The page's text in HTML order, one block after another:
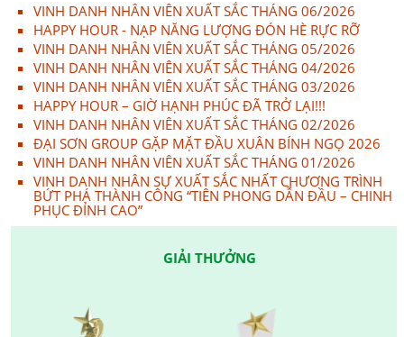
VINH DANH NHÂN VIÊN XUẤT SẮC THÁNG 06/2026
HAPPY HOUR - NẠP NĂNG LƯỢNG ĐÓN HÈ RỰC RỠ
VINH DANH NHÂN VIÊN XUẤT SẮC THÁNG 05/2026
VINH DANH NHÂN VIÊN XUẤT SẮC THÁNG 04/2026
VINH DANH NHÂN VIÊN XUẤT SẮC THÁNG 03/2026
HAPPY HOUR – GIỜ HẠNH PHÚC ĐÃ TRỞ LẠI!!!
VINH DANH NHÂN VIÊN XUẤT SẮC THÁNG 02/2026
ĐẠI SƠN GROUP GẶP MẶT ĐẦU XUÂN BÍNH NGỌ 2026
VINH DANH NHÂN VIÊN XUẤT SẮC THÁNG 01/2026
VINH DANH NHÂN SỰ XUẤT SẮC NHẤT CHƯƠNG TRÌNH
BỨT PHÁ THÀNH CÔNG “TIÊN PHONG DẪN ĐẦU – CHINH
PHỤC ĐỈNH CAO”
GIẢI THƯỞNG